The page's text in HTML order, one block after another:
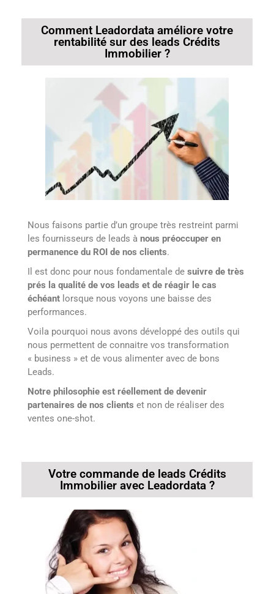
Comment Leadordata améliore votre
rentabilité sur des leads Crédits
Immobilier ?
Nous faisons partie d’un groupe très restreint parmi
les fournisseurs de leads à nous préoccuper en
permanence du ROI de nos clients.
Il est donc pour nous fondamentale de suivre de très
prés la qualité de vos leads et de réagir le cas
échéant lorsque nous voyons une baisse des
performances.
Voila pourquoi nous avons développé des outils qui
nous permettent de connaitre vos transformation
« business » et de vous alimenter avec de bons
Leads.
Notre philosophie est réellement de devenir
partenaires de nos clients et non de réaliser des
ventes one-shot.
Votre commande de leads Crédits
Immobilier avec Leadordata ?